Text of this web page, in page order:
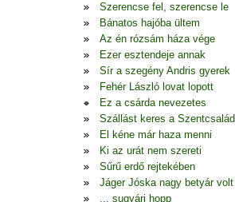
Szerencse fel, szerencse le
Bánatos hajóba ültem
Az én rózsám háza vége
Ezer esztendeje annak
Sír a szegény Andris gyerek
Fehér László lovat lopott
Ez a csárda nevezetes
Szállást keres a Szentcsalád
El kéne már haza menni
Ki az urát nem szereti
Sűrű erdő rejtekében
Jáger Jóska nagy betyár volt
... sugyári hopp